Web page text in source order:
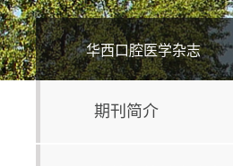
华西口腔医学杂志
期刊简介